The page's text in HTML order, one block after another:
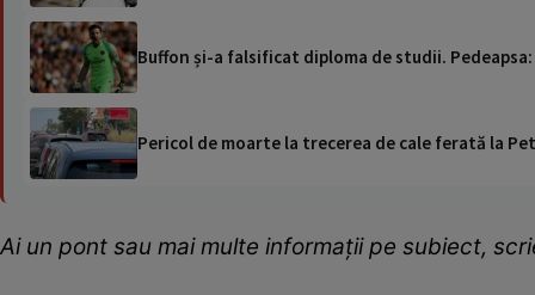
Buffon și-a falsificat diploma de studii.
Pericol de moarte la trecerea de cale ferată la
Ai un pont sau mai multe informații pe subiect,